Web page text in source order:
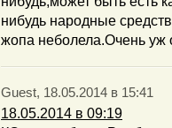
нибудь народные
жопа неболела.Очень уж
Guest, 18.05.2014 в 15:41
18.05.2014 в 09:19